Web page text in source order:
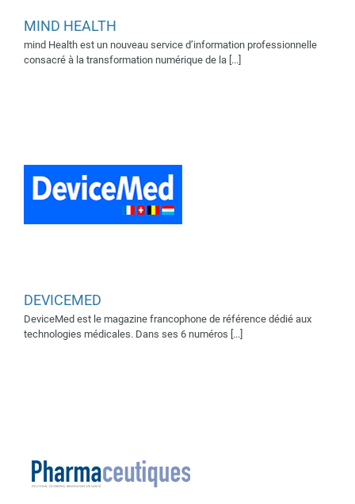
MIND HEALTH
mind Health est un nouveau service d’information professionnelle
consacré à la transformation numérique de la [...]
Supporter média 2024
Supporter média 2025
Supporter médias 2023
DEVICEMED
DeviceMed est le magazine francophone de référence dédié aux
technologies médicales. Dans ses 6 numéros [...]
Supporter média 2025
Supporters média 2022
Supporters médias 2018